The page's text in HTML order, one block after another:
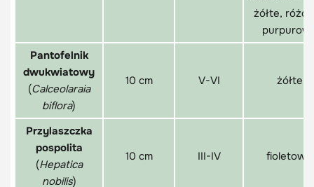
żółte,
Pantofelnik
dwukwiatowy
(Calceolaraia
biflora)
10 cm V-VI żółte
Przylaszczka
pospolita
(Hepatica
nobilis)
10 cm III-IV fioletowe